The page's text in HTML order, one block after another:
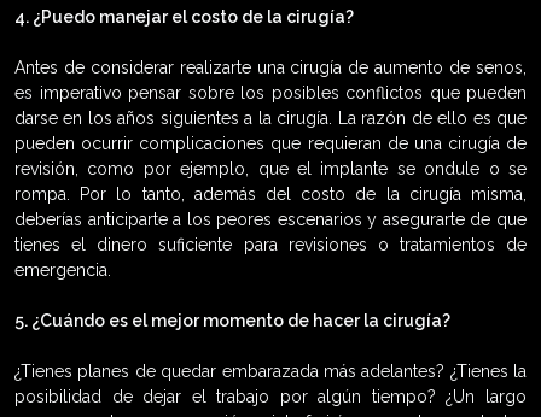
4. ¿Puedo manejar el costo de la cirugía?
Antes de considerar realizarte una cirugía de aumento de senos,
es imperativo pensar sobre los posibles conflictos que pueden
darse en los años siguientes a la cirugía. La razón de ello es que
pueden ocurrir complicaciones que requieran de una cirugía de
revisión, como por ejemplo, que el implante se ondule o se
rompa. Por lo tanto, además del costo de la cirugía misma,
deberías anticiparte a los peores escenarios y asegurarte de que
tienes el dinero suficiente para revisiones o tratamientos de
emergencia.
5. ¿Cuándo es el mejor momento de hacer la cirugía?
¿Tienes planes de quedar embarazada más adelantes? ¿Tienes la
posibilidad de dejar el trabajo por algún tiempo? ¿Un largo